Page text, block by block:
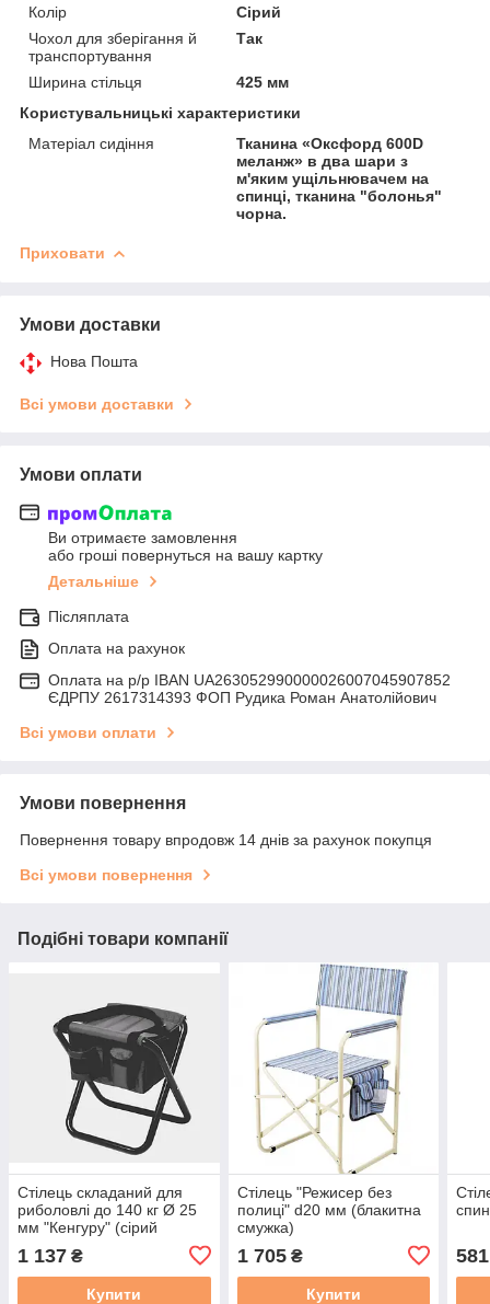
Колір
Сірий
Чохол для зберігання й
транспортування
Так
Ширина стільця
425 мм
Користувальницькі характеристики
Матеріал сидіння
Тканина «Оксфорд 600D
меланж» в два шари з
м'яким ущільнювачем на
спинці, тканина "болонья"
чорна.
Приховати
Умови доставки
Нова Пошта
Всі умови доставки
Умови оплати
Ви отримаєте замовлення
або гроші повернуться на вашу картку
Детальніше
Післяплата
Оплата на рахунок
Оплата на р/р IBAN UA263052990000026007045907852
ЄДРПУ 2617314393 ФОП Рудика Роман Анатолійович
Всі умови оплати
Умови повернення
Повернення товару впродовж 14 днів за рахунок покупця
Всі умови повернення
Подібні товари компанії
Стілець складаний для
риболовлі до 140 кг Ø 25
мм "Кенгуру" (сірий
1 137 ₴
Купити
Стілець "Режисер без
полиці" d20 мм (блакитна
смужка)
1 705₴
Купити
581